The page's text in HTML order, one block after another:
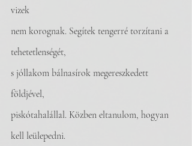
vizek
nem korognak. Segítek tengerré torzítani a
tehetetlenségét,
s jóllakom bálnasírok megereszkedett
földjével,
piskótahalállal. Közben eltanulom, hogyan
kell leülepedni.